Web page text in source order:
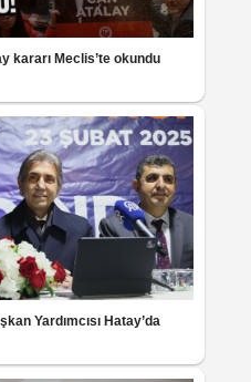
kararı Meclis’te okundu
Yardımcısı Hatay’da